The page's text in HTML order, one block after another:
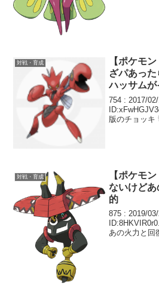
対戦・育成
【ポケモ
ざパあっ
ハッサム
754 : 2017/
版のチョッ
対戦・育成
【ポケモ
ないけど
的
875 : 2019/
あの火力と回